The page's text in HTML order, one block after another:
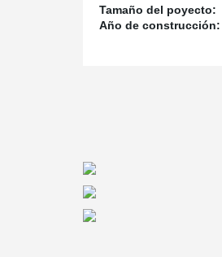
Tamaño del poyecto:
Año de construcción: